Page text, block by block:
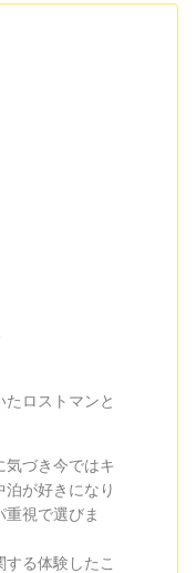
ロストマンと
気づき今ではキ
が好きになり
重視で選びま
る体験したこ